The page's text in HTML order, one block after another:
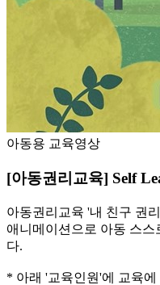
아동용 교육영상
[아동권리교육] Self
아동권리교육 '내 친구 권
애니메이션으로 아동 스스
다.
* 아래 '교육인원'에 교육